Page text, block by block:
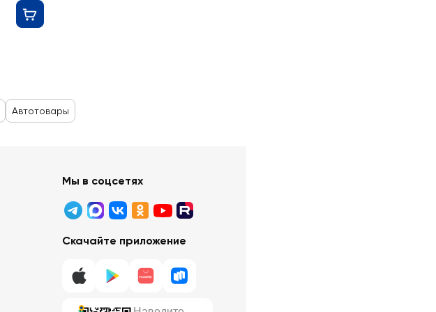
Автотовары
Мы в соцсетях
Скачайте приложение